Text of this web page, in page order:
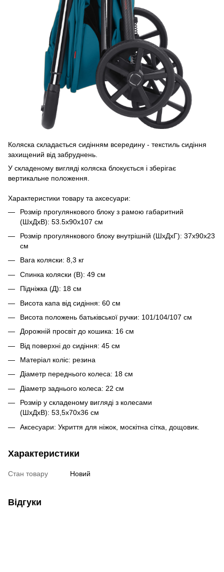
Коляска складається сидінням всередину - текстиль сидіння
захищений від забруднень.
У складеному вигляді коляска блокується і зберігає
вертикальне положення.
Характеристики товару та аксесуари:
Розмір прогулянкового блоку з рамою габаритний
(ШхДхВ): 53.5х90х107 см
Розмір прогулянкового блоку внутрішній (ШхДхГ): 37х90х23
см
Вага коляски: 8,3 кг
Спинка коляски (В): 49 см
Підніжка (Д): 18 см
Висота капа від сидіння: 60 см
Висота положень батьківської ручки: 101/104/107 см
Дорожній просвіт до кошика: 16 см
Від поверхні до сидіння: 45 см
Матеріал коліс: резина
Діаметр переднього колеса: 18 см
Діаметр заднього колеса: 22 см
Розмір у складеному вигляді з колесами
(ШхДхВ): 53,5х70х36 см
Аксесуари: Укриття для ніжок, москітна сітка, дощовик.
Характеристики
Стан товару Новий
Відгуки